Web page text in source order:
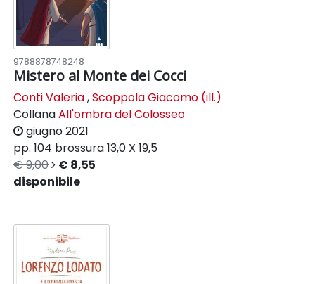
9788878748248
Mistero al Monte dei Cocci
Conti Valeria,Scoppola Giacomo (ill.)
CollanaAll'ombra del Colosseo
giugno 2021
pp. 104 brossura13,0 X 19,5
€ 9,00
€ 8,55
disponibile